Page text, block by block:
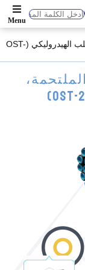
أنابيب الصلب الكربوني غير الملتحمة، أنابيب الصلب الهيدروليكي (OST-